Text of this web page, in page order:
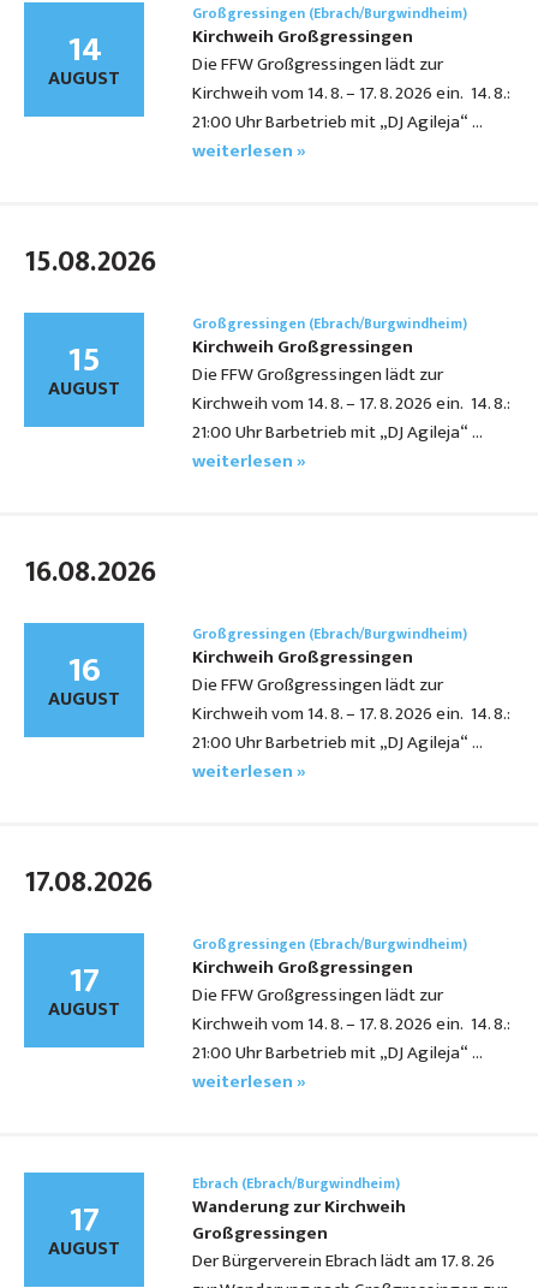
14
AUGUST
Großgressingen (Ebrach/Burgwindheim)
Kirchweih Großgressingen
Die FFW Großgressingen lädt zur
Kirchweih vom 14. 8. – 17. 8. 2026 ein. 14. 8.:
21:00 Uhr Barbetrieb mit „DJ Agileja“ …
weiterlesen »
15.08.2026
15
AUGUST
Großgressingen (Ebrach/Burgwindheim)
Kirchweih Großgressingen
Die FFW Großgressingen lädt zur
Kirchweih vom 14. 8. – 17. 8. 2026 ein. 14. 8.:
21:00 Uhr Barbetrieb mit „DJ Agileja“ …
weiterlesen »
16.08.2026
16
AUGUST
Großgressingen (Ebrach/Burgwindheim)
Kirchweih Großgressingen
Die FFW Großgressingen lädt zur
Kirchweih vom 14. 8. – 17. 8. 2026 ein. 14. 8.:
21:00 Uhr Barbetrieb mit „DJ Agileja“ …
weiterlesen »
17.08.2026
17
AUGUST
Großgressingen (Ebrach/Burgwindheim)
Kirchweih Großgressingen
Die FFW Großgressingen lädt zur
Kirchweih vom 14. 8. – 17. 8. 2026 ein. 14. 8.:
21:00 Uhr Barbetrieb mit „DJ Agileja“ …
weiterlesen »
17
AUGUST
Ebrach (Ebrach/Burgwindheim)
Wanderung zur Kirchweih
Großgressingen
Der Bürgerverein Ebrach lädt am 17. 8. 26